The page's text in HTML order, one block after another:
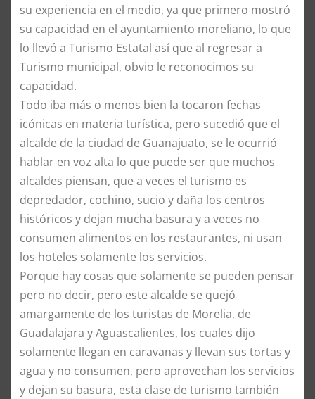
su experiencia en el medio, ya que primero mostró
su capacidad en el ayuntamiento moreliano, lo que
lo llevó a Turismo Estatal así que al regresar a
Turismo municipal, obvio le reconocimos su
capacidad.
Todo iba más o menos bien la tocaron fechas
icónicas en materia turística, pero sucedió que el
alcalde de la ciudad de Guanajuato, se le ocurrió
hablar en voz alta lo que puede ser que muchos
alcaldes piensan, que a veces el turismo es
depredador, cochino, sucio y daña los centros
históricos y dejan mucha basura y a veces no
consumen alimentos en los restaurantes, ni usan
los hoteles solamente los servicios.
Porque hay cosas que solamente se pueden pensar
pero no decir, pero este alcalde se quejó
amargamente de los turistas de Morelia, de
Guadalajara y Aguascalientes, los cuales dijo
solamente llegan en caravanas y llevan sus tortas y
agua y no consumen, pero aprovechan los servicios
y dejan su basura, esta clase de turismo también